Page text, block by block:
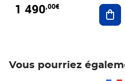
1 490,00€
Vous pourriez